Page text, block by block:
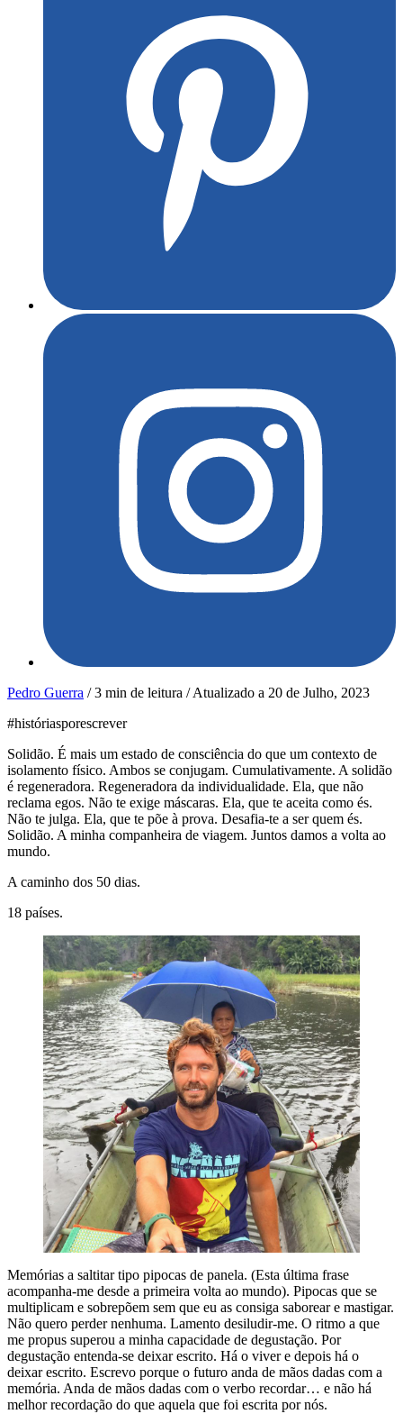
Pedro Guerra / 3 min de leitura /Atualizado a 20 de Julho, 2023
#históriasporescrever
Solidão. É mais um estado de consciência do que um contexto de
isolamento físico. Ambos se conjugam. Cumulativamente. A solidão
é regeneradora. Regeneradora da individualidade. Ela, que não
reclama egos. Não te exige máscaras. Ela, que te aceita como és.
Não te julga. Ela, que te põe à prova. Desafia-te a ser quem és.
Solidão. A minha companheira de viagem. Juntos damos a volta ao
mundo.
A caminho dos 50 dias.
18 países.
Memórias a saltitar tipo pipocas de panela. (Esta última frase
acompanha-me desde a primeira volta ao mundo). Pipocas que se
multiplicam e sobrepõem sem que eu as consiga saborear e mastigar.
Não quero perder nenhuma. Lamento desiludir-me. O ritmo a que
me propus superou a minha capacidade de degustação. Por
degustação entenda-se deixar escrito. Há o viver e depois há o
deixar escrito. Escrevo porque o futuro anda de mãos dadas com a
memória. Anda de mãos dadas com o verbo recordar… e não há
melhor recordação do que aquela que foi escrita por nós.